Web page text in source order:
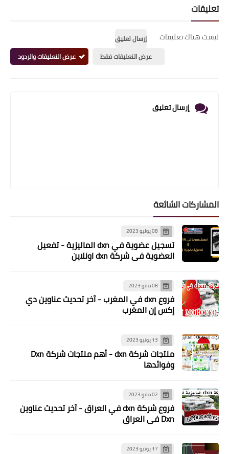
تعليقات
ليست هناك تعليقات
إرسال تعليق
عرض التعليقات فقط
عرض التعليقات والردود
إرسال تعليق
المشاركات الشائعة
08 يوليو 2023
تسجيل عضوية في dxn الماليزية - تفعيل
العضوية في شركة dxn اونلاين
08 مايو 2023
فروع dxn في المغرب - آخر تحديث عناوين دي
إكس إن المغرب
13 يونيو 2023
منتجات شركة dxn - أهم منتجات شركة Dxn
وفوائدها
02 مايو 2023
فروع شركة dxn في العراق - آخر تحديث عناوين
Dxn في العراق
17 يونيو 2023